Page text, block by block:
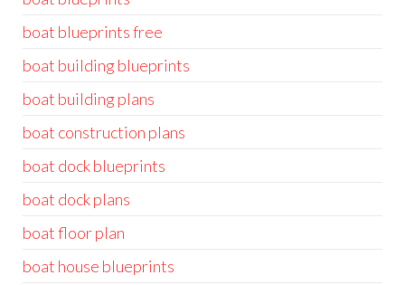
boat blueprints free
boat building blueprints
boat building plans
boat construction plans
boat dock blueprints
boat dock plans
boat floor plan
boat house blueprints